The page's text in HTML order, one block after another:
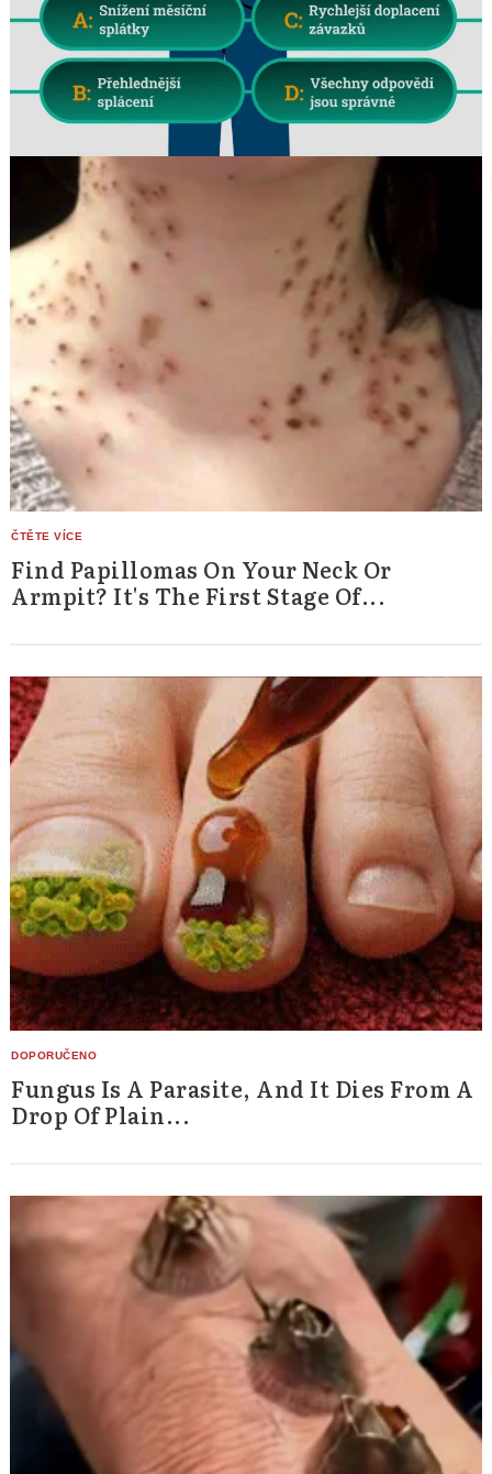
Find Papillomas On Your Neck Or
Armpit? It's The First Stage Of...
Fungus Is A Parasite, And It Dies From A
Drop Of Plain...
Search